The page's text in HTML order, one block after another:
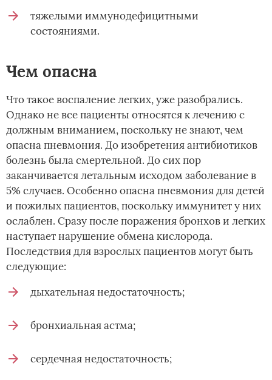
тяжелыми иммунодефицитными
состояниями.
Чем опасна
Что такое воспаление легких, уже разобрались.
Однако не все пациенты относятся к лечению с
должным вниманием, поскольку не знают, чем
опасна пневмония. До изобретения антибиотиков
болезнь была смертельной. До сих пор
заканчивается летальным исходом заболевание в
5% случаев. Особенно опасна пневмония для детей
и пожилых пациентов, поскольку иммунитет у них
ослаблен. Сразу после поражения бронхов и легких
наступает нарушение обмена кислорода.
Последствия для взрослых пациентов могут быть
следующие:
дыхательная недостаточность;
бронхиальная астма;
сердечная недостаточность;